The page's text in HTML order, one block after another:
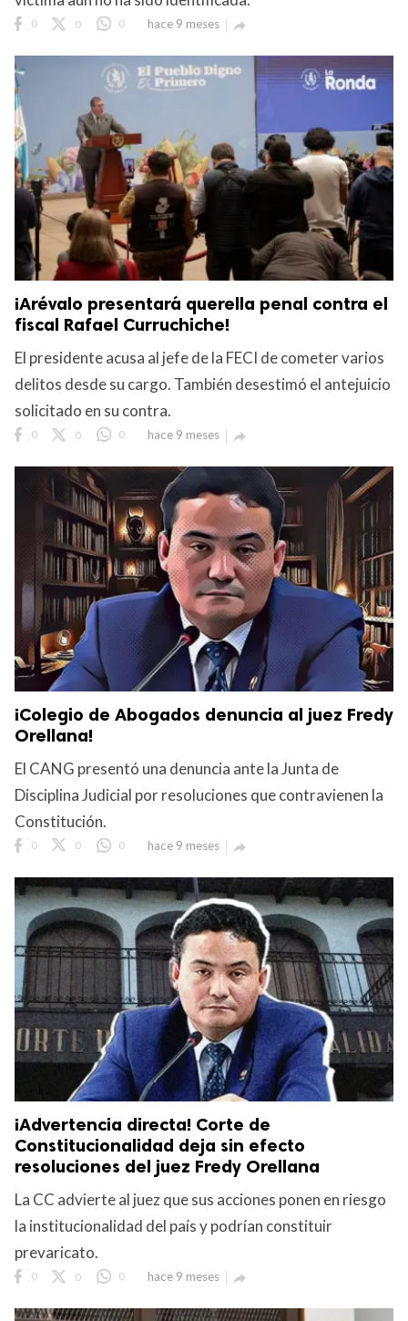
0 0 0 hace 9 meses 
¡Arévalo presentará querella penal contra el
fiscal Rafael Curruchiche!
El presidente acusa al jefe de la FECI de cometer varios
delitos desde su cargo. También desestimó el antejuicio
solicitado en su contra.
0 0 0 hace 9 meses 
¡Colegio de Abogados denuncia al juez Fredy
Orellana!
El CANG presentó una denuncia ante la Junta de
Disciplina Judicial por resoluciones que contravienen la
Constitución.
0 0 0 hace 9 meses 
¡Advertencia directa! Corte de
Constitucionalidad deja sin efecto
resoluciones del juez Fredy Orellana
La CC advierte al juez que sus acciones ponen en riesgo
la institucionalidad del país y podrían constituir
prevaricato.
0 0 0 hace 9 meses 